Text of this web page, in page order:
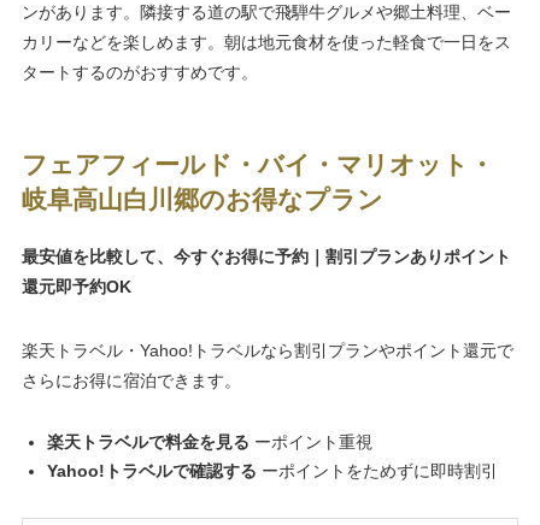
ンがあります。隣接する道の駅で飛騨牛グルメや郷土料理、ベー
カリーなどを楽しめます。朝は地元食材を使った軽食で一日をス
タートするのがおすすめです。
フェアフィールド・バイ・マリオット・
岐阜高山白川郷のお得なプラン
最安値を比較して、今すぐお得に予約｜割引プランありポイント
還元即予約OK
楽天トラベル・Yahoo!トラベルなら割引プランやポイント還元で
さらにお得に宿泊できます。
楽天トラベルで料金を見る ーポイント重視
Yahoo!トラベルで確認する ーポイントをためずに即時割引